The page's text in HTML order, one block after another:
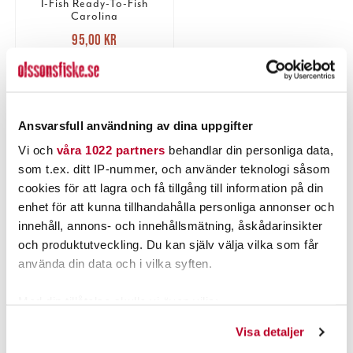
Ansvarsfull användning av dina uppgifter
Vi och våra 1022 partners behandlar din personliga data,
som t.ex. ditt IP-nummer, och använder teknologi såsom
cookies för att lagra och få tillgång till information på din
enhet för att kunna tillhandahålla personliga annonser och
innehåll, annons- och innehållsmätning, åskådarinsikter
och produktutveckling. Du kan själv välja vilka som får
använda din data och i vilka syften.
Visa detaljer
I-Fish Ready-To-Fish
Carolina
Nuvarande pris
95,00 krTidigare pris
120,00 kr
95,00 kr
FLER ÄN 6 ST KVAR
PRODUKTBESKRIVNING